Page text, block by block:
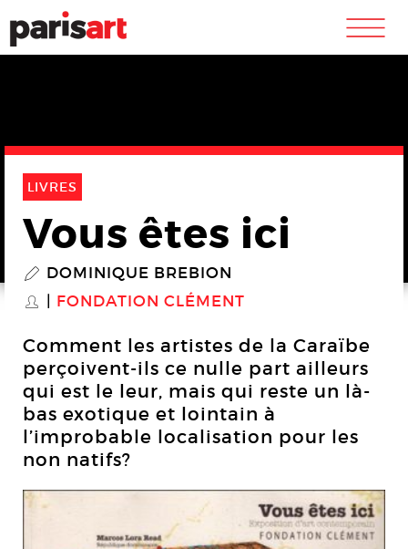
m
LIVRES
Vous êtes ici
P DOMINIQUE BREBION
S FONDATION CLÉMENT
Comment les artistes de la Caraïbe
perçoivent-ils ce nulle part ailleurs
qui est le leur, mais qui reste un là-
bas exotique et lointain à
l’improbable localisation pour les
non natifs?